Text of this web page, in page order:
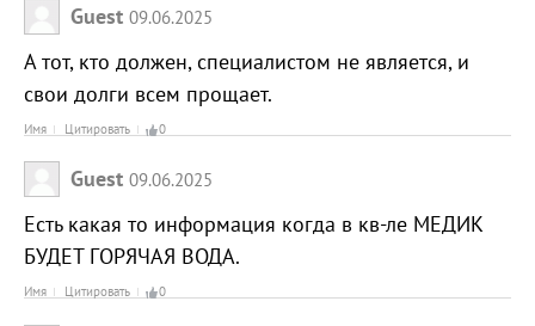
Guest 09.06.2025
А тот, кто должен, специалистом не является, и
свои долги всем прощает.
Имя Цитировать 0
Guest 09.06.2025
Есть какая то информация когда в кв-ле МЕДИК
БУДЕТ ГОРЯЧАЯ ВОДА.
Имя Цитировать 0